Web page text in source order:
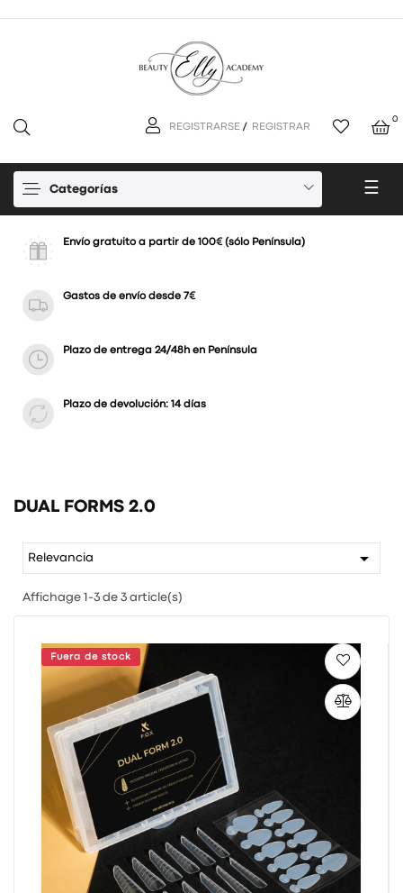
REGISTRARSE / REGISTRAR
0
Categorías ☰
Envío gratuito a partir de 100€ (sólo Península)
Gastos de envío desde 7€
Plazo de entrega 24/48h en Península
Plazo de devolución: 14 días
DUAL FORMS 2.0
Relevancia 
Affichage 1-3 de 3 article(s)
Fuera de stock